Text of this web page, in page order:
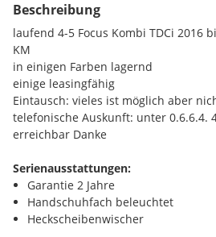
Beschreibung
laufend 4-5 Focus Kombi TDCi 2016
KM
in einigen Farben lagernd
einige leasingfähig
Eintausch: vieles ist möglich aber
telefonische Auskunft: unter 0.6.6.4.
erreichbar Danke
Serienausstattungen:
Garantie 2 Jahre
Handschuhfach beleuchtet
Heckscheibenwischer